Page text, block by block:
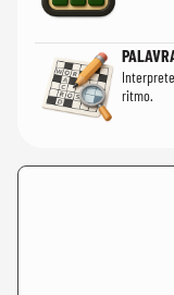
ritmo.